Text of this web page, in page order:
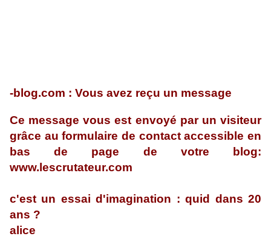
-blog.com : Vous avez reçu un message
Ce message vous est envoyé par un visiteur
grâce au formulaire de contact accessible en
bas de page de votre blog:
www.lescrutateur.com
c'est un essai d'imagination : quid dans 20
ans ?
alice